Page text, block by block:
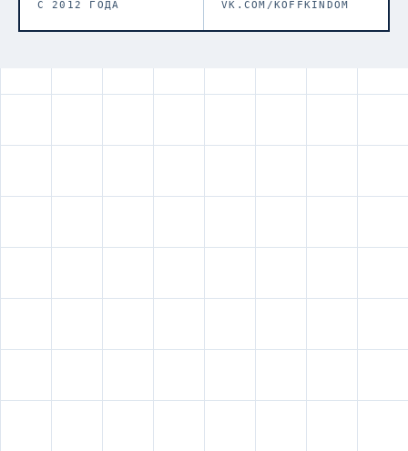
С 2012 ГОДА VK.COM/KOFFKINDOM